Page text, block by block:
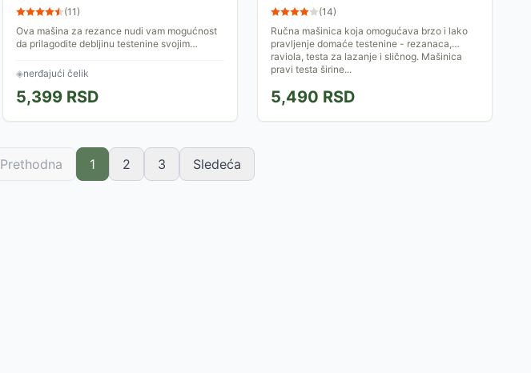
(11)
Ova mašina za rezance nudi vam mogućnost
da prilagodite debljinu testenine svojim
što vam omogućava da...
◈nerđajući čelik
5,399 RSD
(14)
Ručna mašinica koja omogućava brzo i lako
pravljenje domaće testenine - rezanaca,
raviola, testa za lazanje i sličnog. Mašinica
pravi testa širine...
5,490 RSD
Prethodna 1 2 3 Sledeća